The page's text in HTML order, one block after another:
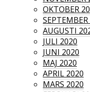
OKTOBER
AUGUSTI
JULI 2020
JUNI 2020
MAJ 2020
APRIL 2020
MARS 2020